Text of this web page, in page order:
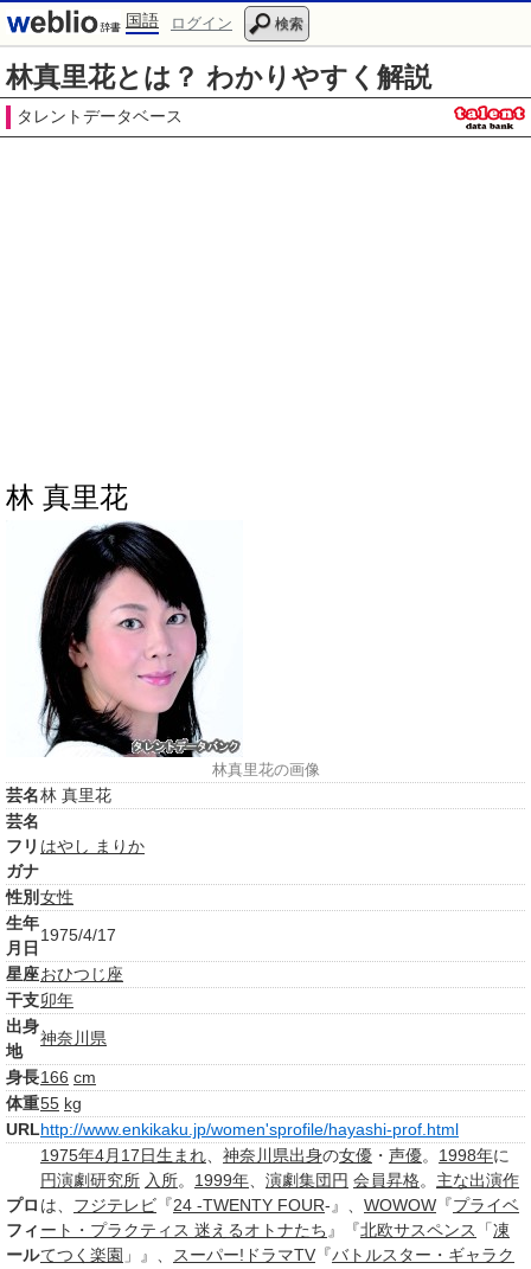
国語 ログイン 検索
林真里花とは？ わかりやすく解説
タレントデータベース
林 真里花
林真里花の画像
芸名林 真里花
芸名
フリ
ガナ
はやし まりか
性別 女性
生年
月日
1975/4/17
星座おひつじ座
干支卯年
出身
地
神奈川県
身長166 cm
体重55 kg
URLhttp://www.enkikaku.jp/women'sprofile/hayashi-prof.html
プロ
フィ
ール
1975年4月17日生まれ 神奈川県出身の女優 ・ 声優。 1998年に
円演劇研究所 入所。 1999年 演劇集団円 会員昇格。 主な出演作
は、 フジテレビ 『24 -TWENTY FOUR-』、 WOWOW 『プライベ
ート・プラクティス 迷えるオトナたち 』『北欧サスペンス 「凍
てつく 楽園 」』、 スーパー!ドラマTV 『バトルスター・ギャラク